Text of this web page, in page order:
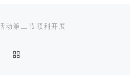
动第二节顺利开展